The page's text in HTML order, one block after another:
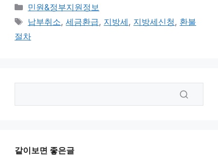
카
테
리
민원&정부지원정보
태
그
납부취소,세금환급, 지방세 , 지방세신청, 환불
절차
같이보면 좋은글